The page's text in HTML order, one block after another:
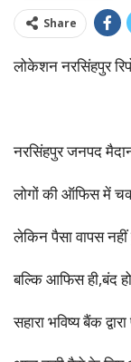
Share
लोकेशन नरसिंहपुर
नरसिंहपुर जनपद
लोगों की ऑफिस में
लेकिन पैसा वापस
बल्कि आफिस ही,बंद
सहारा भविष्य बैंक